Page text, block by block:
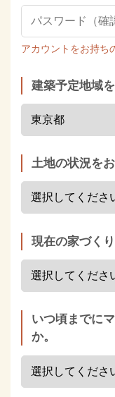
アカウントをお持ち
建築予定地域
土地の状況を
現在の家づく
いつ頃までに
か。